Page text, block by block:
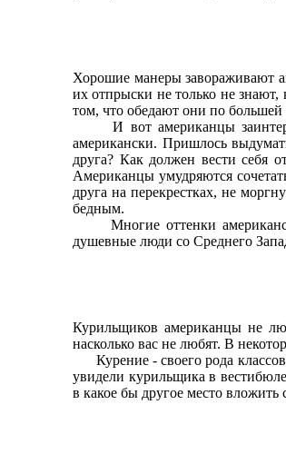
Хорошие манеры завораживают
их отпрыски не только не знают,
том, что обедают они по большей
И вот американцы
американски. Пришлось
друга? Как должен вести себя
Американцы умудряются
друга на перекрестках, не
бедным.
Многие оттенки
душевные люди со Среднего
Курильщиков американцы не
насколько вас не любят. В
Курение - своего рода
увидели курильщика в
в какое бы другое место вложить